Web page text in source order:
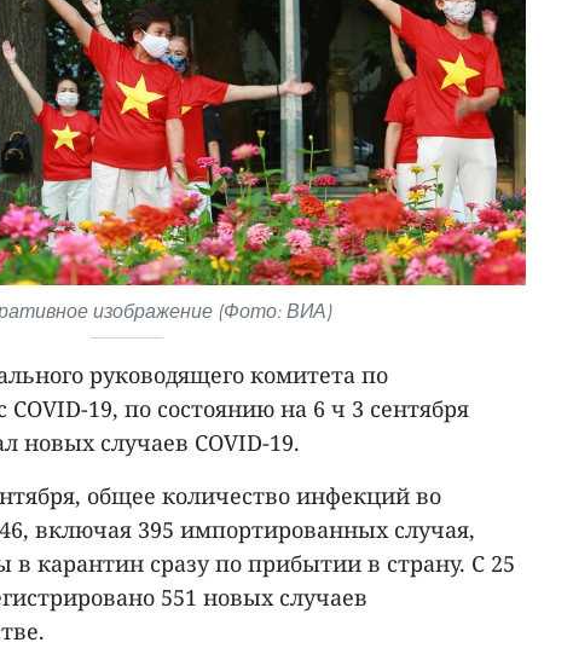
изображение (Фото: ВИА)
руководящего комитета по
19, по состоянию на 6 ч 3 сентября
новых случаев COVID-19.
общее количество инфекций во
включая 395 импортированных случая,
карантин сразу по прибытии в страну. С 25
551 новых случаев